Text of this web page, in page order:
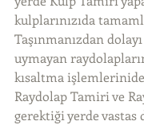
kulplarınızıda
Taşınmanızdan
uymayan
kısaltma
Raydolap Tamiri ve
gerektiği yerde vastas